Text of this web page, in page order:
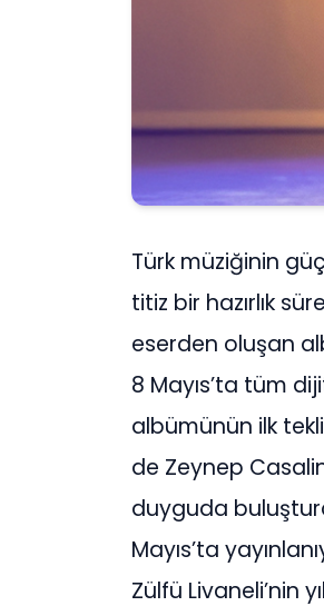
Türk müziğinin
titiz bir hazırlık
eserden oluşan
8 Mayıs’ta tüm
albümünün ilk
de Zeynep
duyguda
Mayıs’ta
Zülfü Livaneli’nin